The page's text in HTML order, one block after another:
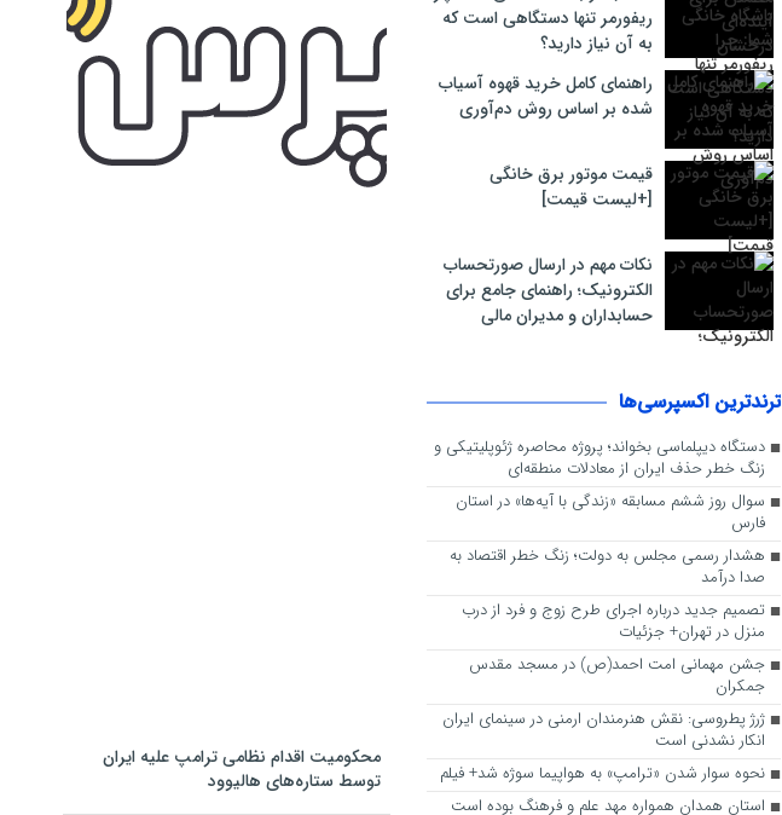
ریفورمر تنها دستگاهی است که
به آن نیاز دارید؟
راهنمای کامل خرید قهوه آسیاب
شده بر اساس روش دم‌آوری
قیمت موتور برق خانگی
[+لیست قیمت]
نکات مهم در ارسال صورتحساب
الکترونیک؛ راهنمای جامع برای
حسابداران و مدیران مالی
ترندترین اکسپرسی‌ها
دستگاه دیپلماسی بخواند؛ پروژه محاصره ژئوپلیتیکی و
زنگ خطر حذف ایران از معادلات منطقه‌ای
سوال روز ششم مسابقه «زندگی با آیه‌ها» در استان
فارس
هشدار رسمی مجلس به دولت؛ زنگ خطر اقتصاد به
صدا درآمد
تصمیم جدید درباره اجرای طرح زوج و فرد از درب
منزل در تهران+ جزئیات
جشن مهمانی امت احمد(ص) در مسجد مقدس
جمکران
ژرژ پطروسی: نقش هنرمندان ارمنی در سینمای ایران
انکار نشدنی است
نحوه سوار شدن «ترامپ» به هواپیما سوژه شد+ فیلم
استان همدان همواره مهد علم و فرهنگ بوده است
محکومیت اقدام نظامی ترامپ علیه ایران
توسط ستاره‌های هالیوود